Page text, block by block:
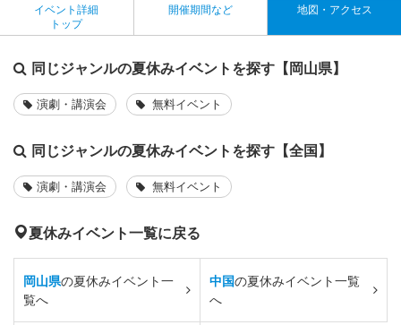
イベント詳細
トップ
開催期間など 地図・アクセス
同じジャンルの夏休みイベントを探す【岡山県】
演劇・講演会 無料イベント
同じジャンルの夏休みイベントを探す【全国】
演劇・講演会 無料イベント
夏休みイベント一覧に戻る
岡山県の夏休みイベント一
覧へ
中国の夏休みイベント一覧
へ